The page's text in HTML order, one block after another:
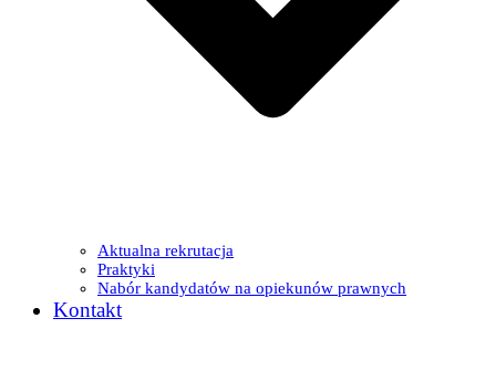
Aktualna rekrutacja
Praktyki
Nabór kandydatów na opiekunów prawnych
Kontakt